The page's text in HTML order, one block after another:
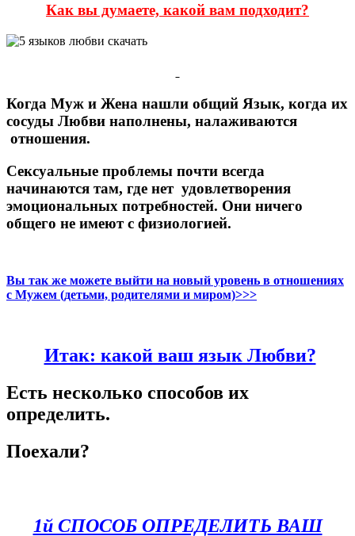
Как вы думаете, какой вам подходит?
Когда Муж и Жена нашли общий Язык, когда их
сосуды Любви наполнены, налаживаются
отношения.
Сексуальные проблемы почти всегда
начинаются там, где нет удовлетворения
эмоциональных потребностей. Они ничего
общего не имеют с физиологией.
Вы так же можете выйти на новый уровень в отношениях
с Мужем (детьми, родителями и миром)>>>
Итак: какой ваш язык Любви?
Есть несколько способов их
определить.
Поехали?
1й СПОСОБ ОПРЕДЕЛИТЬ ВАШ